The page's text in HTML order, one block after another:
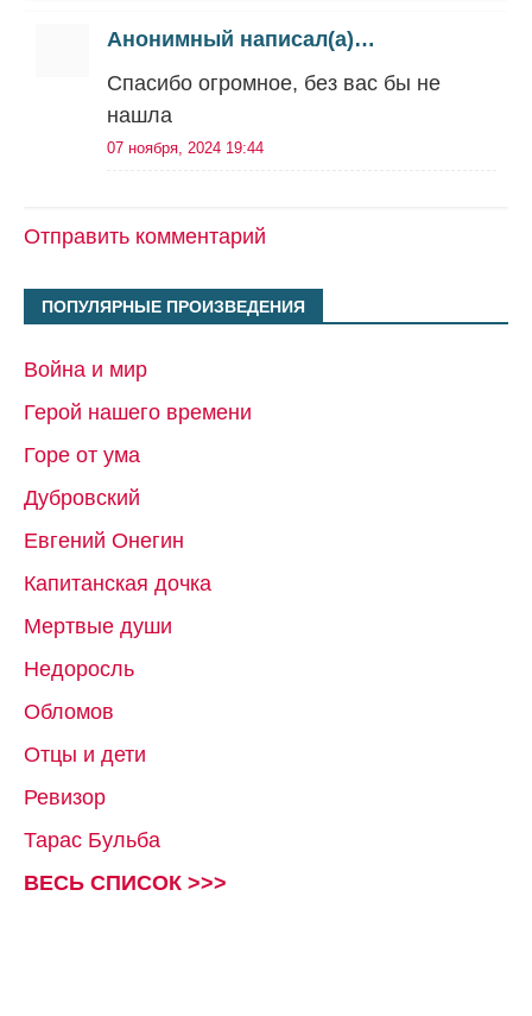
Анонимный написал(а)…
Спасибо огромное, без вас бы не
нашла
07 ноября, 2024 19:44
Отправить комментарий
ПОПУЛЯРНЫЕ ПРОИЗВЕДЕНИЯ
Война и мир
Герой нашего времени
Горе от ума
Дубровский
Евгений Онегин
Капитанская дочка
Мертвые души
Недоросль
Обломов
Отцы и дети
Ревизор
Тарас Бульба
ВЕСЬ СПИСОК >>>